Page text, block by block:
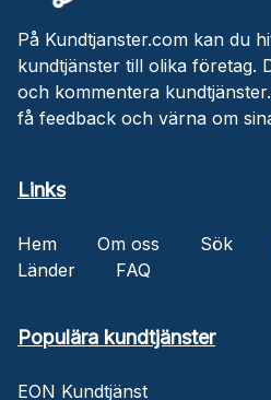
På Kundtjanster.com kan du
kundtjänster till olika företag.
och kommentera
få feedback och värna om
Links
Hem Om oss Sök
Länder
FAQ
Populära kundtjänster
EON Kundtjänst